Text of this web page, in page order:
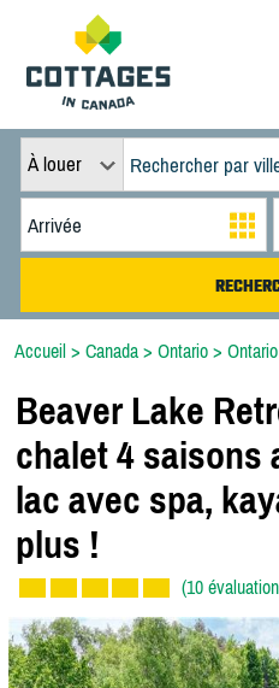
À louer
Accueil > Canada > Ontario >
Beaver Lake
chalet 4 saisons
lac avec spa,
plus !
(10